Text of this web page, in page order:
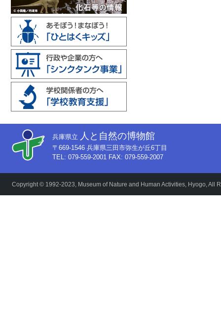
兵庫県立 人と自然の博物館
〒669-1546 兵庫県三田市弥生が丘6丁目
TEL: 079-559-2001 FAX: 079-559-2007
Copyright © 1992-2023, Museum of Nature and Human Activities, Hyogo, All